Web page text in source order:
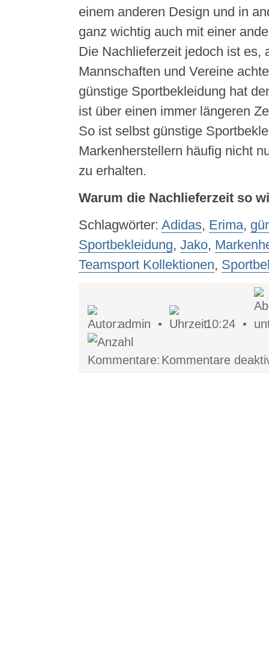
einem anderen Design und in
ganz wichtig auch mit einer
Die Nachlieferzeit jedoch ist es,
Mannschaften und Vereine
günstige Sportbekleidung hat
ist über einen immer längeren
So ist selbst günstige
Markenherstellern häufig nicht
zu erhalten.
Warum die Nachlieferzeit so
Schlagwörter: Adidas, Erima,
Sportbekleidung, Jako,
Teamsport Kollektionen,
admin • 10:24 •
Kommentare